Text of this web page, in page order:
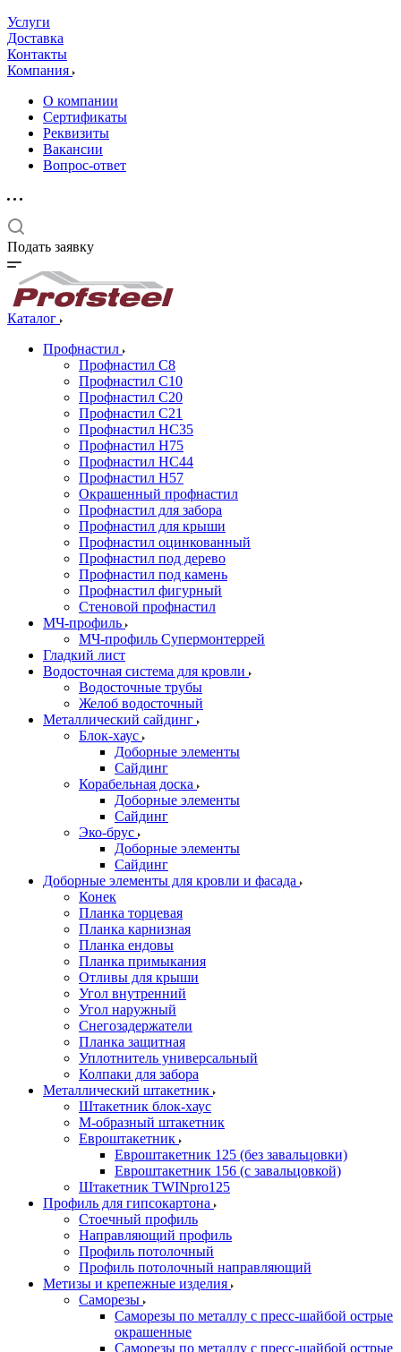
Услуги
Доставка
Контакты
Компания
О компании
Сертификаты
Реквизиты
Вакансии
Вопрос-ответ
Подать заявку
Каталог
Профнастил
Профнастил С8
Профнастил С10
Профнастил С20
Профнастил С21
Профнастил НС35
Профнастил Н75
Профнастил HC44
Профнастил Н57
Окрашенный профнастил
Профнастил для забора
Профнастил для крыши
Профнастил оцинкованный
Профнастил под дерево
Профнастил под камень
Профнастил фигурный
Стеновой профнастил
МЧ-профиль
МЧ-профиль Супермонтеррей
Гладкий лист
Водосточная система для кровли
Водосточные трубы
Желоб водосточный
Металлический сайдинг
Блок-хаус
Доборные элементы
Сайдинг
Корабельная доска
Доборные элементы
Сайдинг
Эко-брус
Доборные элементы
Сайдинг
Доборные элементы для кровли и фасада
Конек
Планка торцевая
Планка карнизная
Планка ендовы
Планка примыкания
Отливы для крыши
Угол внутренний
Угол наружный
Снегозадержатели
Планка защитная
Уплотнитель универсальный
Колпаки для забора
Металлический штакетник
Штакетник блок-хаус
М-образный штакетник
Евроштакетник
Евроштакетник 125 (без завальцовки)
Евроштакетник 156 (с завальцовкой)
Штакетник TWINpro125
Профиль для гипсокартона
Стоечный профиль
Направляющий профиль
Профиль потолочный
Профиль потолочный направляющий
Метизы и крепежные изделия
Саморезы
Саморезы по металлу с пресс-шайбой острые
окрашенные
Саморезы по металлу с пресс-шайбой острые